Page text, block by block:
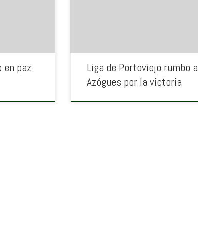
en paz
Liga de Portoviejo rumbo a
Azógues por la victoria